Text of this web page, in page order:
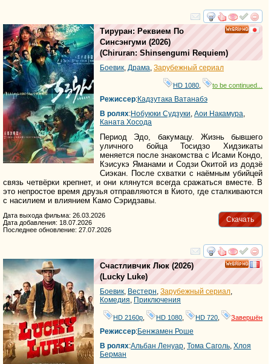
смотреть
Тируран: Реквием По
Синсэнгуми (2026)
(Chiruran: Shinsengumi Requiem)
Боевик, Драма, Зарубежный сериал
HD 1080 to be continued...
Режиссер:Кадзутака Ватанабэ
В ролях:Нобуюки Судзуки, Аои Накамура,
Каната Хосода
Период Эдо, бакумацу. Жизнь бывшего
уличного бойца Тосидзо Хидзикаты
меняется после знакомства с Исами Кондо,
Кэисукэ Яманами и Содзи Окитой из додзё
Сиэкан. После схватки с наёмным убийцей
связь четвёрки крепнет, и они клянутся всегда сражаться вместе. В
это непростое время друзья отправляются в Киото, где сталкиваются
с насилием и влиянием Камо Сэридзавы.
Скачать
Дата выхода фильма: 26.03.2026
Дата добавления: 18.07.2026
Последнее обновление: 27.07.2026
смотреть
Счастливчик Люк (2026)
(Lucky Luke)
Боевик, Вестерн, Зарубежный сериал,
Комедия, Приключения
HD 2160р HD 1080 HD 720 Завершён
Режиссер:Бенжамен Роше
В ролях:Альбан Ленуар, Тома Саголь, Хлоя
Берман